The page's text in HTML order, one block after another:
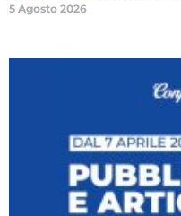
5 Agosto 2026